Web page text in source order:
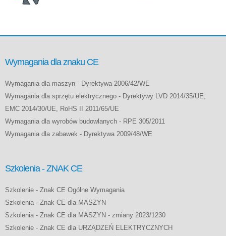
Wymagania dla znaku CE
Wymagania dla maszyn - Dyrektywa 2006/42/WE
Wymagania dla sprzętu elektrycznego - Dyrektywy LVD 2014/35/UE,
EMC 2014/30/UE, RoHS II 2011/65/UE
Wymagania dla wyrobów budowlanych - RPE 305/2011
Wymagania dla zabawek - Dyrektywa 2009/48/WE
Szkolenia - ZNAK CE
Szkolenie - Znak CE Ogólne Wymagania
Szkolenia - Znak CE dla MASZYN
Szkolenia - Znak CE dla MASZYN - zmiany 2023/1230
Szkolenie - Znak CE dla URZĄDZEŃ ELEKTRYCZNYCH